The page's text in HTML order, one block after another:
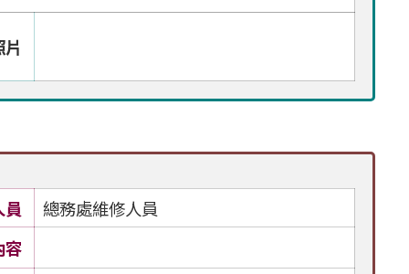
總務處維修人員
容